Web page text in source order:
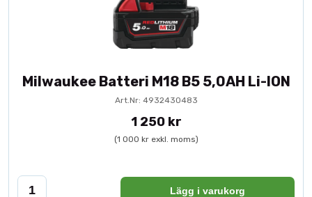
Milwaukee Batteri M18 B5 5,0AH Li-ION
Art.Nr: 4932430483
1 250 kr
(1 000 kr exkl. moms)
Lägg i varukorg